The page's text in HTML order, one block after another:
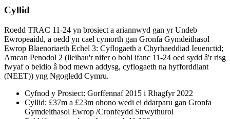
Cyllid
Roedd TRAC 11-24 yn brosiect a ariannwyd gan yr Undeb
Ewropeaidd, a oedd yn cael cymorth gan Gronfa Gymdeithasol
Ewrop Blaenoriaeth Echel 3: Cyflogaeth a Chyrhaeddiad Ieuenctid;
Amcan Penodol 2 (lleihau'r nifer o bobl ifanc 11-24 oed sydd â'r risg
fwyaf o beidio â bod mewn addysg, cyflogaeth na hyfforddiant
(NEET)) yng Ngogledd Cymru.
Cyfnod y Prosiect: Gorffennaf 2015 i Rhagfyr 2022
Cyllid: £37m a £23m ohono wedi ei ddarparu gan Gronfa
Gymdeithasol Ewrop /Cronfeydd Strwythurol